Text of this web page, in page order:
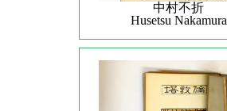
中村不折
Husetsu Nakamura